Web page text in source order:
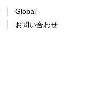
Global
お問い合わせ